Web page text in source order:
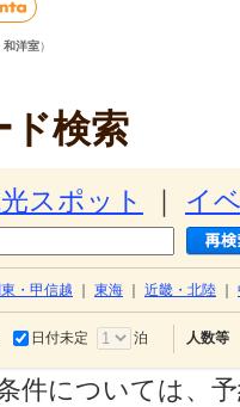
和洋室）
ド検索
スポット イ
・甲信越 東海 近畿・北陸
日付未定 泊 人数等
件については、